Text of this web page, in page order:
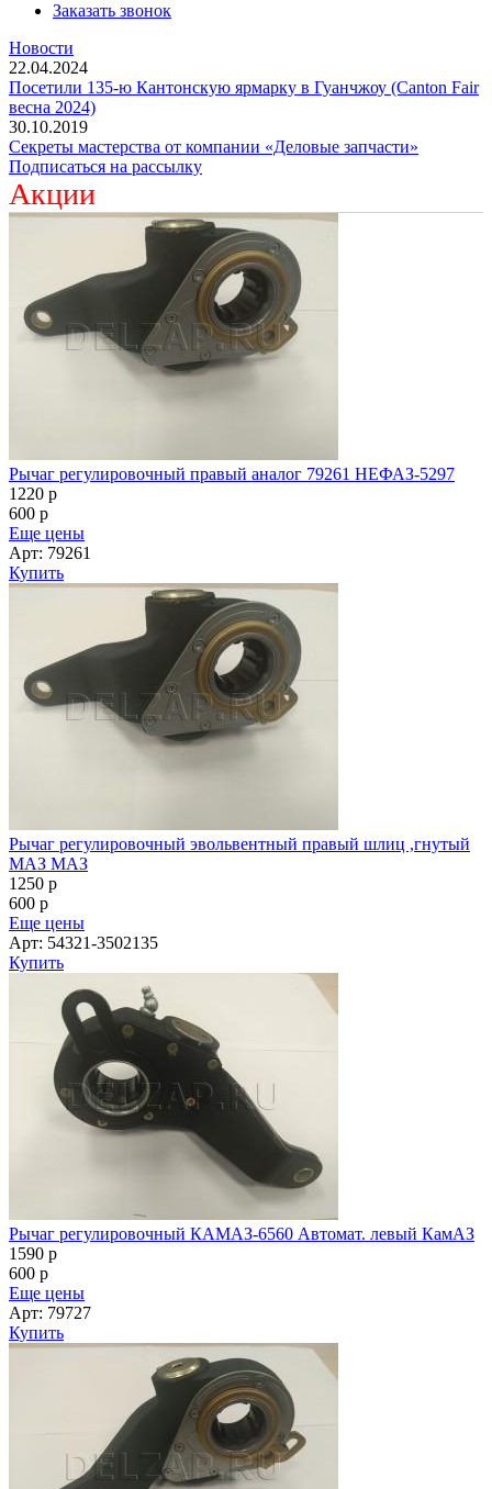
Заказать звонок
Новости
22.04.2024
Посетили 135-ю Кантонскую ярмарку в Гуанчжоу (Canton Fair
весна 2024)
30.10.2019
Секреты мастерства от компании «Деловые запчасти»
Подписаться на рассылку
Акции
Рычаг регулировочный правый аналог 79261 НЕФАЗ-5297
1220 p
600 p
Еще цены
Арт: 79261
Купить
Рычаг регулировочный эвольвентный правый шлиц ,гнутый
МАЗ МАЗ
1250 p
600 p
Еще цены
Арт: 54321-3502135
Купить
Рычаг регулировочный КАМАЗ-6560 Автомат. левый КамАЗ
1590 p
600 p
Еще цены
Арт: 79727
Купить